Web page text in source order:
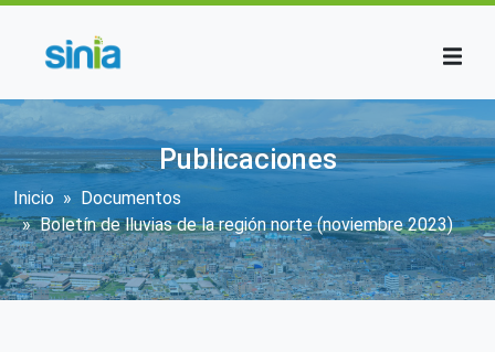
Publicaciones
Sobrescribir enlaces de ayuda a la
Inicio
Documentos
Boletín de lluvias de la región norte (noviembre 2023)